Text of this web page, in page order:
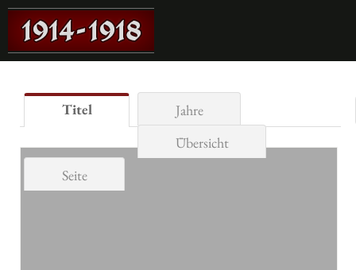
Titel
Jahre
Übersicht
Seite